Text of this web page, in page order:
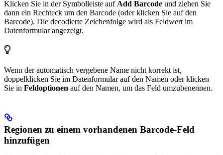
Klicken Sie in der Symbolleiste auf Add Barcode und ziehen Sie
dann ein Rechteck um den Barcode (oder klicken Sie auf den
Barcode). Die decodierte Zeichenfolge wird als Feldwert im
Datenformular angezeigt.
Wenn der automatisch vergebene Name nicht korrekt ist,
doppelklicken Sie im Datenformular auf den Namen oder klicken
Sie in Feldoptionen auf den Namen, um das Feld umzubenennen.
Regionen zu einem vorhandenen Barcode-Feld
hinzufügen